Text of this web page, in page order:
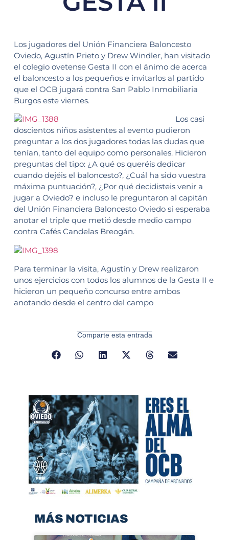
Los jugadores del Unión Financiera Baloncesto
Oviedo, Agustín Prieto y Drew Windler, han visitado
el colegio ovetense Gesta II con el ánimo de acerca
el baloncesto a los pequeños e invitarlos al partido
que el OCB jugará contra San Pablo Inmobiliaria
Burgos este viernes.
Los casi
doscientos niños asistentes al evento pudieron
preguntar a los dos jugadores todas las dudas que
tenían, tanto del equipo como personales. Hicieron
preguntas del tipo: ¿A qué os queréis dedicar
cuando dejéis el baloncesto?, ¿Cuál ha sido vuestra
máxima puntuación?, ¿Por qué decidisteis venir a
jugar a Oviedo? e incluso le preguntaron al capitán
del Unión Financiera Baloncesto Oviedo si esperaba
anotar el triple que metió desde medio campo
contra Cafés Candelas Breogán.
Para terminar la visita, Agustín y Drew realizaron
unos ejercicios con todos los alumnos de la Gesta II e
hicieron un pequeño concurso entre ambos
anotando desde el centro del campo
Comparte esta entrada
MÁS NOTICIAS